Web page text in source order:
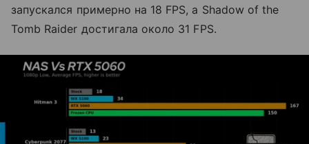
запускался примерно на 18 FPS, а Shadow of the
Tomb Raider достигала около 31 FPS.